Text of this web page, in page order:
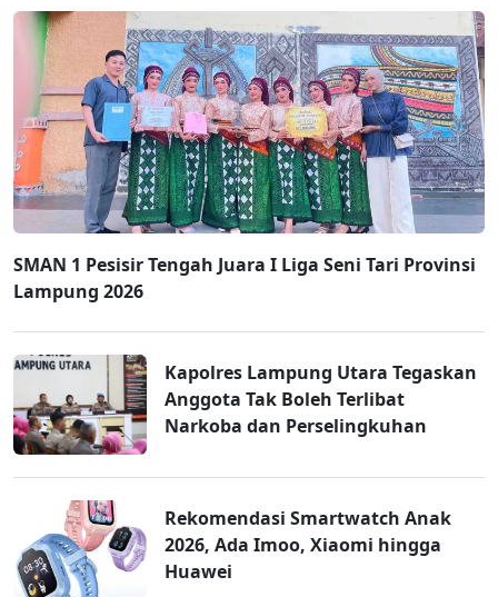
SMAN 1 Pesisir Tengah Juara I Liga Seni Tari Provinsi
Lampung 2026
Kapolres Lampung Utara Tegaskan
Anggota Tak Boleh Terlibat
Narkoba dan Perselingkuhan
Rekomendasi Smartwatch Anak
2026, Ada Imoo, Xiaomi hingga
Huawei